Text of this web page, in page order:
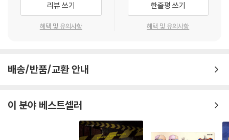
재료’를 구분하고 사용하는 데 도움을 주고자 한다.
『감 매거진』은 한 권에 한 가지 건축재료를 다루며 6개월마다 하나의 주제
에서는 종류, 유통처, 선택 기준 등 재료를 선택하면서 여러 번 고민하던 것
들을 이해하기 쉽게 안내한다. 시즌2는 [페인트], [타일], [바닥재] 편으로
디자이너는 물론 인테리어에 관심이 많은 일반인도 따라해볼 수 있도록 돕
리뷰 쓰기
혜택 및 유의사항
한줄평 쓰기
혜택 및 유의사항
배송/반품/교환 안내
이 분야 베스트셀러